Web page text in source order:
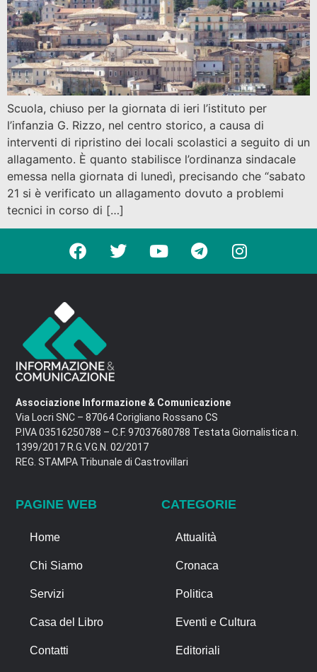
Scuola, chiuso per la giornata di ieri l’istituto per
l’infanzia G. Rizzo, nel centro storico, a causa di
interventi di ripristino dei locali scolastici a seguito di un
allagamento. È quanto stabilisce l’ordinanza sindacale
emessa nella giornata di lunedì, precisando che “sabato
21 si è verificato un allagamento dovuto a problemi
tecnici in corso di […]
Associazione Informazione & Comunicazione
Via Locri SNC – 87064 Corigliano Rossano CS
P.IVA 03516250788 – C.F. 97037680788 Testata Giornalistica n.
1399/2017 R.G.V.G.N. 02/2017
REG. STAMPA Tribunale di Castrovillari
PAGINE WEB
Home
Chi Siamo
Servizi
Casa del Libro
Contatti
CATEGORIE
Attualità
Cronaca
Politica
Eventi e Cultura
Editoriali